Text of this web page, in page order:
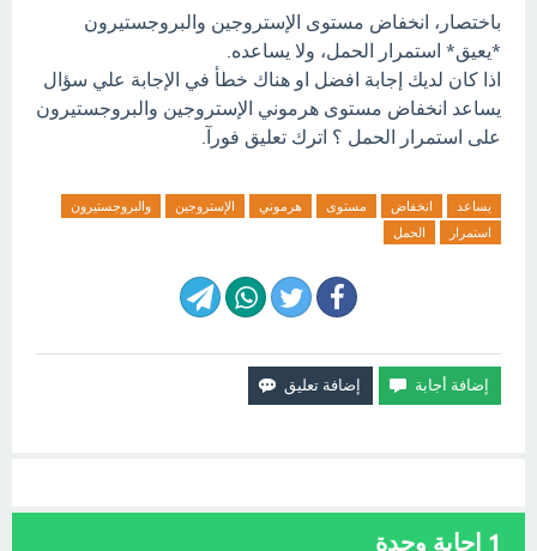
باختصار، انخفاض مستوى الإستروجين والبروجستيرون
*يعيق* استمرار الحمل، ولا يساعده.
اذا كان لديك إجابة افضل او هناك خطأ في الإجابة علي سؤال
يساعد انخفاض مستوى هرموني الإستروجين والبروجستيرون
على استمرار الحمل ؟ اترك تعليق فورآ.
يساعد انخفاض مستوى هرموني الإستروجين
والبروجستيرون
استمرار
الحمل
1 إجابة وحدة